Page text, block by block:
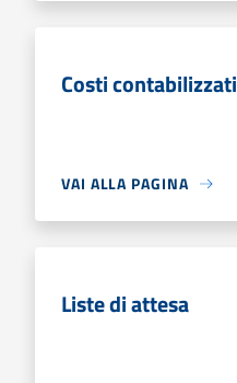
Costi contabilizzati
VAI ALLA PAGINA
Liste di attesa